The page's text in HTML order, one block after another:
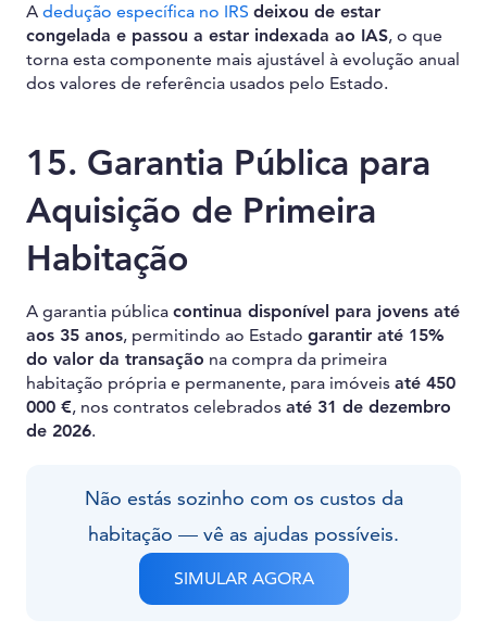
A dedução específica no IRS deixou de estar
congelada e passou a estar indexada ao IAS, o que
torna esta componente mais ajustável à evolução anual
dos valores de referência usados pelo Estado.
15. Garantia Pública para
Aquisição de Primeira
Habitação
A garantia pública continua disponível para jovens até
aos 35 anos, permitindo ao Estado garantir até 15%
do valor da transação na compra da primeira
habitação própria e permanente, para imóveis até 450
000 €, nos contratos celebrados até 31 de dezembro
de 2026.
Não estás sozinho com os custos da
habitação — vê as ajudas possíveis.
SIMULAR AGORA